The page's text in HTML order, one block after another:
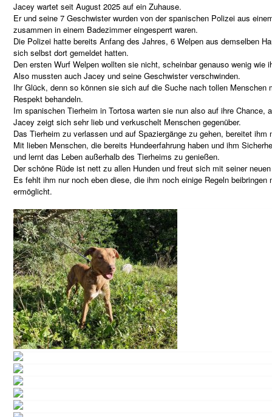
Jacey wartet seit August 2025 auf ein Zuhause.
Er und seine 7 Geschwister wurden von der spanischen Polizei aus
zusammen in einem Badezimmer eingesperrt waren.
Die Polizei hatte bereits Anfang des Jahres, 6 Welpen aus demselben
sich selbst dort gemeldet hatten.
Den ersten Wurf Welpen wollten sie nicht, scheinbar genauso wenig wie
Also mussten auch Jacey und seine Geschwister verschwinden.
Ihr Glück, denn so können sie sich auf die Suche nach tollen Menschen
Respekt behandeln.
Im spanischen Tierheim in Tortosa warten sie nun also auf ihre Chance,
Jacey zeigt sich sehr lieb und verkuschelt Menschen gegenüber.
Das Tierheim zu verlassen und auf Spaziergänge zu gehen, bereitet ihm
Mit lieben Menschen, die bereits Hundeerfahrung haben und ihm
und lernt das Leben außerhalb des Tierheims zu genießen.
Der schöne Rüde ist nett zu allen Hunden und freut sich mit seiner
Es fehlt ihm nur noch eben diese, die ihm noch einige Regeln
ermöglicht.